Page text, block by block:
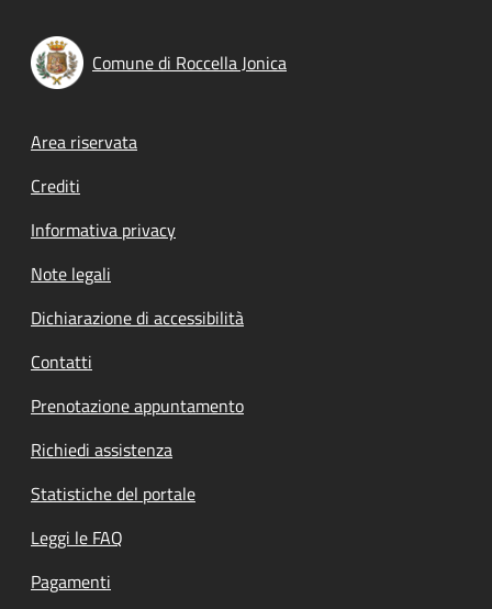
Comune di Roccella Jonica
Footer menu
Area riservata
Crediti
Informativa privacy
Note legali
Dichiarazione di accessibilità
Contatti
Prenotazione appuntamento
Richiedi assistenza
Statistiche del portale
Leggi le FAQ
Pagamenti